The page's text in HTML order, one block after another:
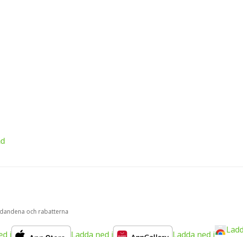
och rabatterna
i Ladda ned i Ladda ned i